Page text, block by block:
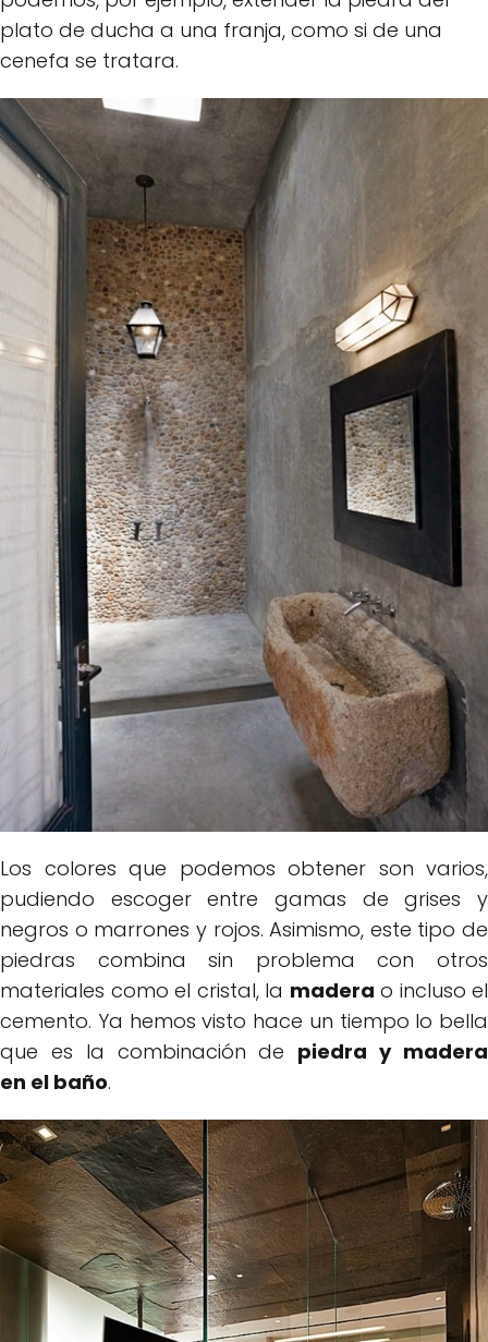
plato de ducha a una franja, como si de una
cenefa se tratara.
Los colores que podemos obtener son varios,
pudiendo escoger entre gamas de grises y
negros o marrones y rojos. Asimismo, este tipo de
piedras combina sin problema con otros
materiales como el cristal, la madera o incluso el
cemento. Ya hemos visto hace un tiempo lo bella
que es la combinación de piedra y madera
en el baño.